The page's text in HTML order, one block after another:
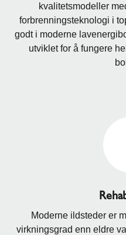
kvalitetsmodeller
forbrenningsteknologi i
godt i moderne
utviklet for å fungere
Moderne ildsteder er
virkningsgrad enn eldre